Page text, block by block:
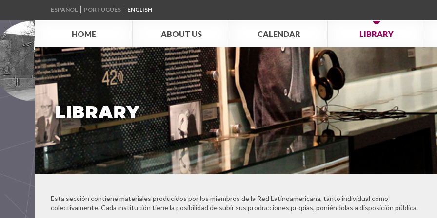
ESPAÑOL ENGLISH
PORTUGUÊS
HOME
ABOUT US CALENDAR LIBRARY
LIBRARY
Esta sección contiene materiales producidos por los miembros de la Red Latinoamericana, tanto individual como
colectivamente. Cada institución tiene la posibilidad de subir sus producciones propias, poniéndolas a disposición pública.